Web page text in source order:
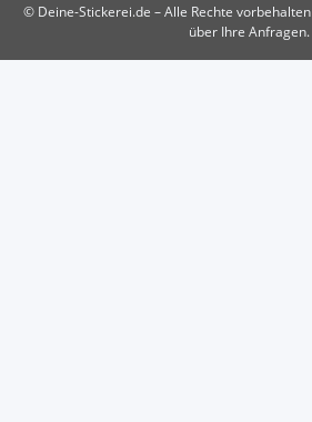
© Deine-Stickerei.de – Alle Rechte vorbehalten
über Ihre Anfragen.